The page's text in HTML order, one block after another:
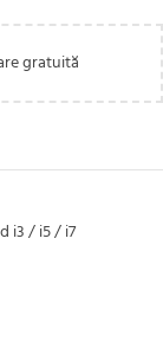
gratuită
i3 / i5 / i7